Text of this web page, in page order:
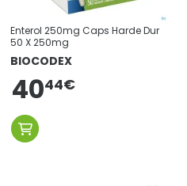
Enterol 250mg Caps Harde Dur
50 X 250mg
BIOCODEX
4044€